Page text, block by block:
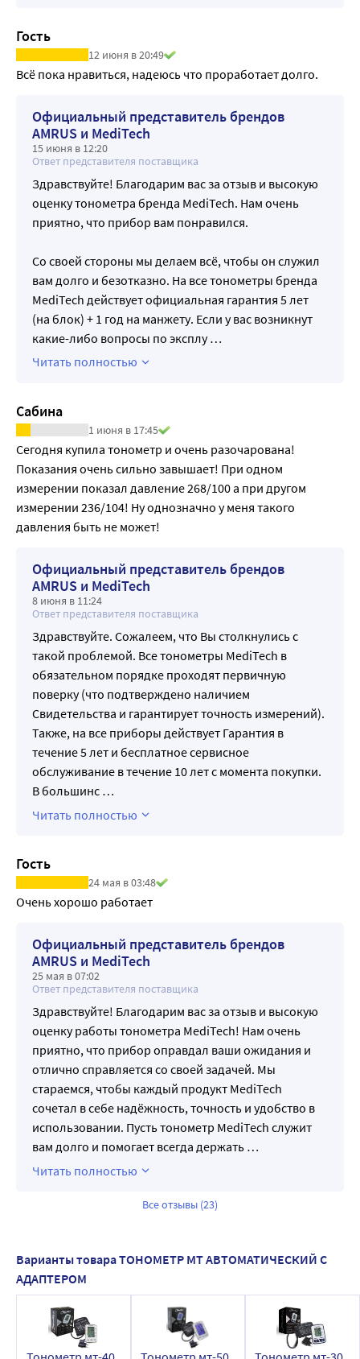
Давление Атмосферное давление
Условия хранения Температура от -20 до 55 °С
Влажность (отн.) от 15 до 95 %
Гость
12 июня в 20:49
Всё пока нравиться, надеюсь что проработает долго.
Официальный представитель брендов
AMRUS и MediTech
15 июня в 12:20
Ответ представителя поставщика
Здравствуйте! Благодарим вас за отзыв и высокую
оценку тонометра бренда MediTech. Нам очень
приятно, что прибор вам понравился.
Со своей стороны мы делаем всё, чтобы он служил
вам долго и безотказно. На все тонометры бренда
MediTech действует официальная гарантия 5 лет
(на блок) + 1 год на манжету. Если у вас возникнут
какие-либо вопросы по эксплу…
Читать полностью
Сабина
1 июня в 17:45
Сегодня купила тонометр и очень разочарована!
Показания очень сильно завышает! При одном
измерении показал давление 268/100 а при другом
измерении 236/104! Ну однозначно у меня такого
давления быть не может!
Официальный представитель брендов
AMRUS и MediTech
8 июня в 11:24
Ответ представителя поставщика
Здравствуйте. Сожалеем, что Вы столкнулись с
такой проблемой. Все тонометры MediTech в
обязательном порядке проходят первичную
поверку (что подтверждено наличием
Свидетельства и гарантирует точность измерений).
Также, на все приборы действует Гарантия в
течение 5 лет и бесплатное сервисное
обслуживание в течение 10 лет с момента покупки.
В большинс …
Читать полностью
Гость
24 мая в 03:48
Очень хорошо работает
Официальный представитель брендов
AMRUS и MediTech
25 мая в 07:02
Ответ представителя поставщика
Здравствуйте! Благодарим вас за отзыв и высокую
оценку работы тонометра MediTech! Нам очень
приятно, что прибор оправдал ваши ожидания и
отлично справляется со своей задачей. Мы
стараемся, чтобы каждый продукт MediTech
сочетал в себе надёжность, точность и удобство в
использовании. Пусть тонометр MediTech служит
вам долго и помогает всегда держать …
Читать полностью
Все отзывы (23)
Варианты товара ТОНОМЕТР МТ АВТОМАТИЧЕСКИЙ С
АДАПТЕРОМ